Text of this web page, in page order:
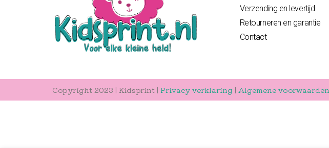
Verzending en levertijd
Retourneren en garantie
Contact
Copyright 2023 | Kidsprint | Privacy verklaring | Algemene voorwaarden